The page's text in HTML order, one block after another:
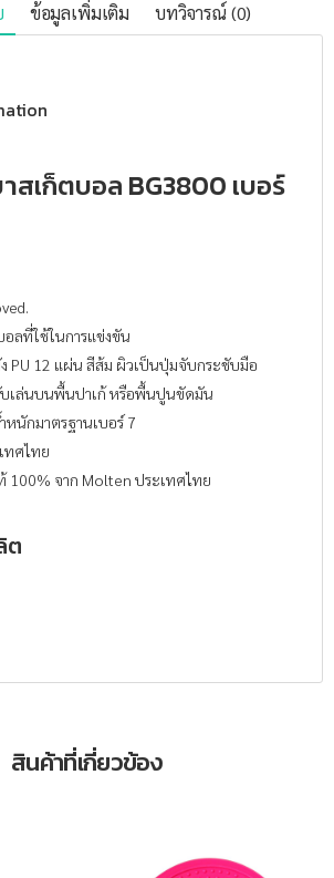
ข้อมูลเพิ่มเติม บทวิจารณ์ (0)
าสเก็ตบอล BG3800 เบอร์
ลที่ใช้ในการแข่งขัน
PU 12 แผ่น สีส้ม ผิวเป็นปุ่มจับกระชับมือ
บเล่นบนพื้นปาเก้ หรือพื้นปูนขัดมัน
นักมาตรฐานเบอร์ 7
ทศไทย
100% จาก Molten ประเทศไทย
ต
สินค้าที่เกี่ยวข้อง